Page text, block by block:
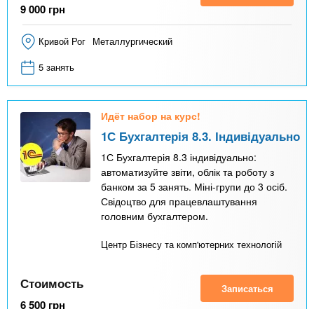
9 000 грн
Кривой Рог Металлургический
5 занять
Идёт набор на курс!
1С Бухгалтерія 8.3. Індивідуально
1С Бухгалтерія 8.3 індивідуально:
автоматизуйте звіти, облік та роботу з
банком за 5 занять. Міні-групи до 3 осіб.
Свідоцтво для працевлаштування
головним бухгалтером.
Центр Бізнесу та комп'ютерних технологій
Стоимость
6 500 грн
Записаться